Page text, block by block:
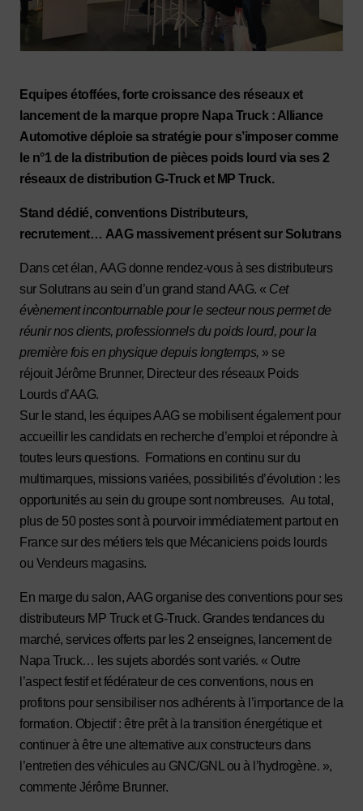
Equipes étoffées, forte croissance des réseaux et
lancement de la marque propre Napa Truck : Alliance
Automotive déploie sa stratégie pour s’imposer comme
le n°1 de la distribution de pièces poids lourd via ses 2
réseaux de distribution G-Truck et MP Truck.
Stand dédié, conventions Distributeurs,
recrutement… AAG massivement présent sur Solutrans
Dans cet élan, AAG donne rendez-vous à ses distributeurs
sur Solutrans au sein d’un grand stand AAG. « Cet
évènement incontournable pour le secteur nous permet de
réunir nos clients, professionnels du poids lourd, pour la
première fois en physique depuis longtemps, » se
réjouit Jérôme Brunner, Directeur des réseaux Poids
Lourds d’AAG.
Sur le stand, les équipes AAG se mobilisent également pour
accueillir les candidats en recherche d’emploi et répondre à
toutes leurs questions. Formations en continu sur du
multimarques, missions variées, possibilités d’évolution : les
opportunités au sein du groupe sont nombreuses. Au total,
plus de 50 postes sont à pourvoir immédiatement partout en
France sur des métiers tels que Mécaniciens poids lourds
ou Vendeurs magasins.
En marge du salon, AAG organise des conventions pour ses
distributeurs MP Truck et G-Truck. Grandes tendances du
marché, services offerts par les 2 enseignes, lancement de
Napa Truck… les sujets abordés sont variés. « Outre
l’aspect festif et fédérateur de ces conventions, nous en
profitons pour sensibiliser nos adhérents à l’importance de la
formation. Objectif : être prêt à la transition énergétique et
continuer à être une alternative aux constructeurs dans
l’entretien des véhicules au GNC/GNL ou à l’hydrogène. »,
commente Jérôme Brunner.